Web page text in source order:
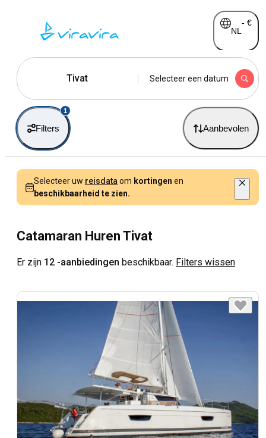
NL
- €
Tivat Selecteer een datum
Filters
1
Aanbevolen
Selecteer uw reisdata om kortingen en
beschikbaarheid te zien.
Catamaran Huren Tivat
Er zijn 12 -aanbiedingen beschikbaar. Filters wissen